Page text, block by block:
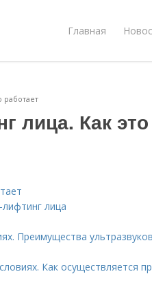
Главная
работает
лица. Как это
лица
Преимущества
Как осуществляется